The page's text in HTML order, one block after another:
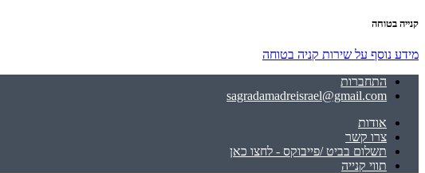
קנייה בטוחה
מידע נוסף על שירות קניה בטוחה
התחברות
sagradamadreisrael@gmail.com
אודות
צרו קשר
תשלום בביט /פייבוקס - לחצו כאן
תווי קנייה